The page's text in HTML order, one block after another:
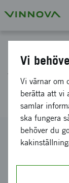
Diarienummer
2008-03549
Koordinator
Athera
Vi
Vi värnar om
berätta att vi
samlar
ska fungera
behöver du